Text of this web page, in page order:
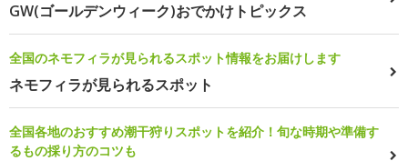
GW(ゴールデンウィーク)おでかけトピックス
全国のネモフィラが見られるスポット情報をお届けします
ネモフィラが見られるスポット
全国各地のおすすめ潮干狩りスポットを紹介！旬な時期や準備す
るもの採り方のコツも